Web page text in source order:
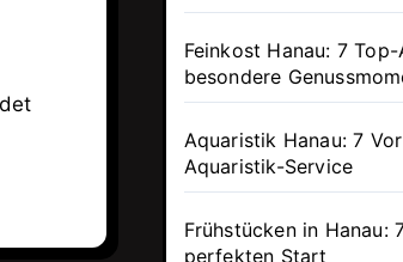
Feinkost Hanau: 7
besondere
Aquaristik Hanau: 7
Aquaristik-Service
Frühstücken in Hanau:
perfekten Start